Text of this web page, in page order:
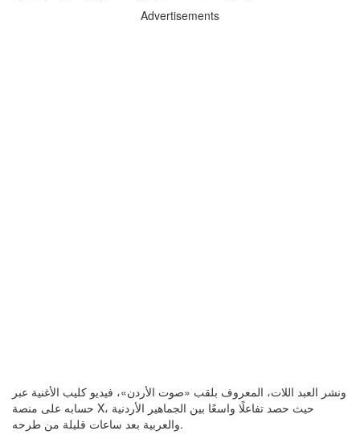
Advertisements
ونشر العبد اللات، المعروف بلقب «صوت الأردن»، فيديو كليب الأغنية عبر
حسابه على منصة X، حيث حصد تفاعلًا واسعًا بين الجماهير الأردنية
والعربية بعد ساعات قليلة من طرحه.